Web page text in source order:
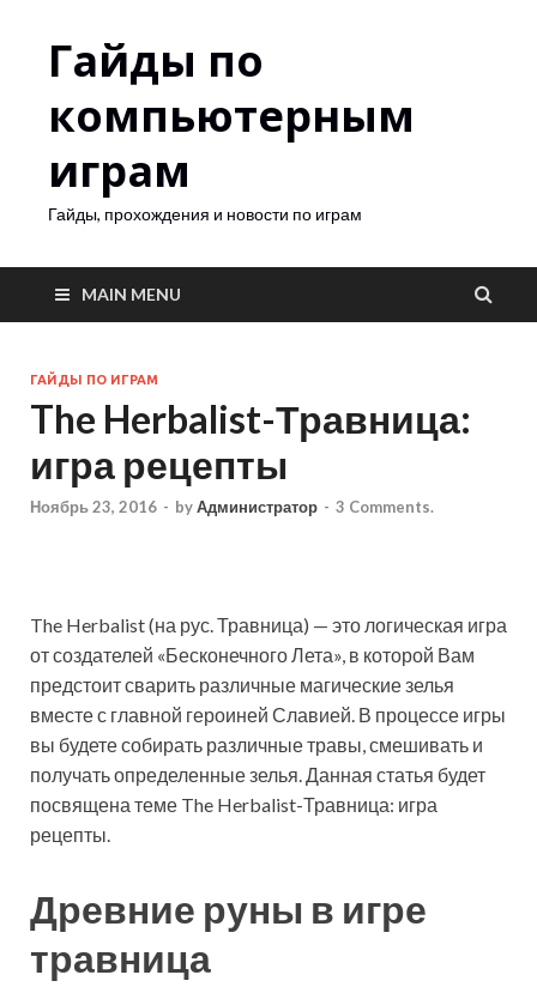
Гайды по
компьютерным
играм
Гайды, прохождения и новости по играм
MAIN MENU
ГАЙДЫ ПО ИГРАМ
The Herbalist-Травница:
игра рецепты
Ноябрь 23, 2016 - byАдминистратор - 3 Comments.
The Herbalist (на рус. Травница) — это логическая игра
от создателей «Бесконечного Лета», в которой Вам
предстоит сварить различные магические зелья
вместе с главной героиней Славией. В процессе игры
вы будете собирать различные травы, смешивать и
получать определенные зелья. Данная статья будет
посвящена теме The Herbalist-Травница: игра
рецепты.
Древние руны в игре
травница